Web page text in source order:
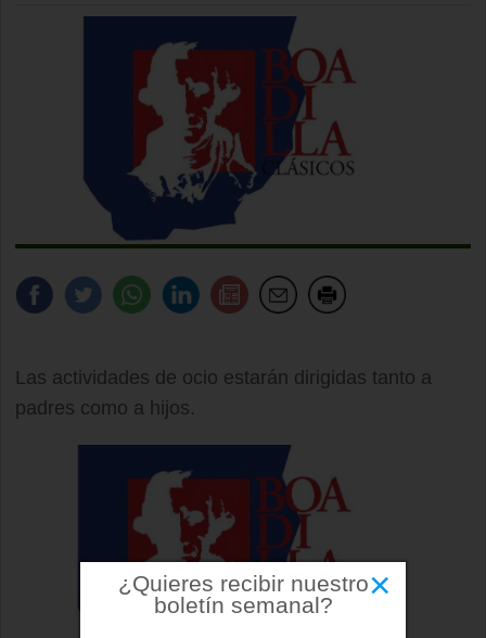
Las actividades de ocio estarán dirigidas tanto a
padres como a hijos.
×
¿Quieres recibir nuestro
boletín semanal?